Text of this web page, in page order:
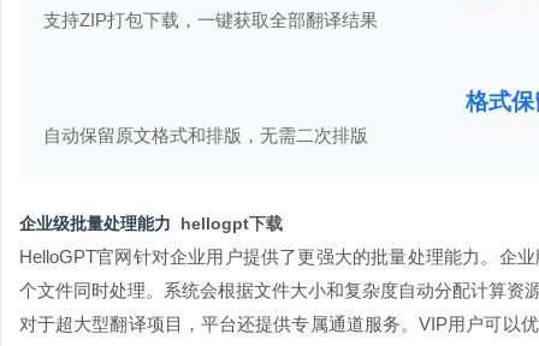
支持ZIP打包下载，一键获取全部翻译结果
格式保
自动保留原文格式和排版，无需二次排版
企业级批量处理能力 hellogpt下载
HelloGPT官网针对企业用户提供了更强大的批量处理能力。企
个文件同时处理。系统会根据文件大小和复杂度自动分配计算资
对于超大型翻译项目，平台还提供专属通道服务。VIP用户可以